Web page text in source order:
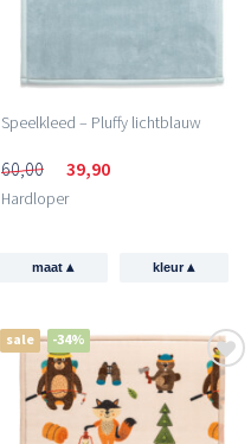
Speelkleed – Pluffy lichtblauw
60,00 39,90
Hardloper
maat ▴ kleur▴
sale -34%